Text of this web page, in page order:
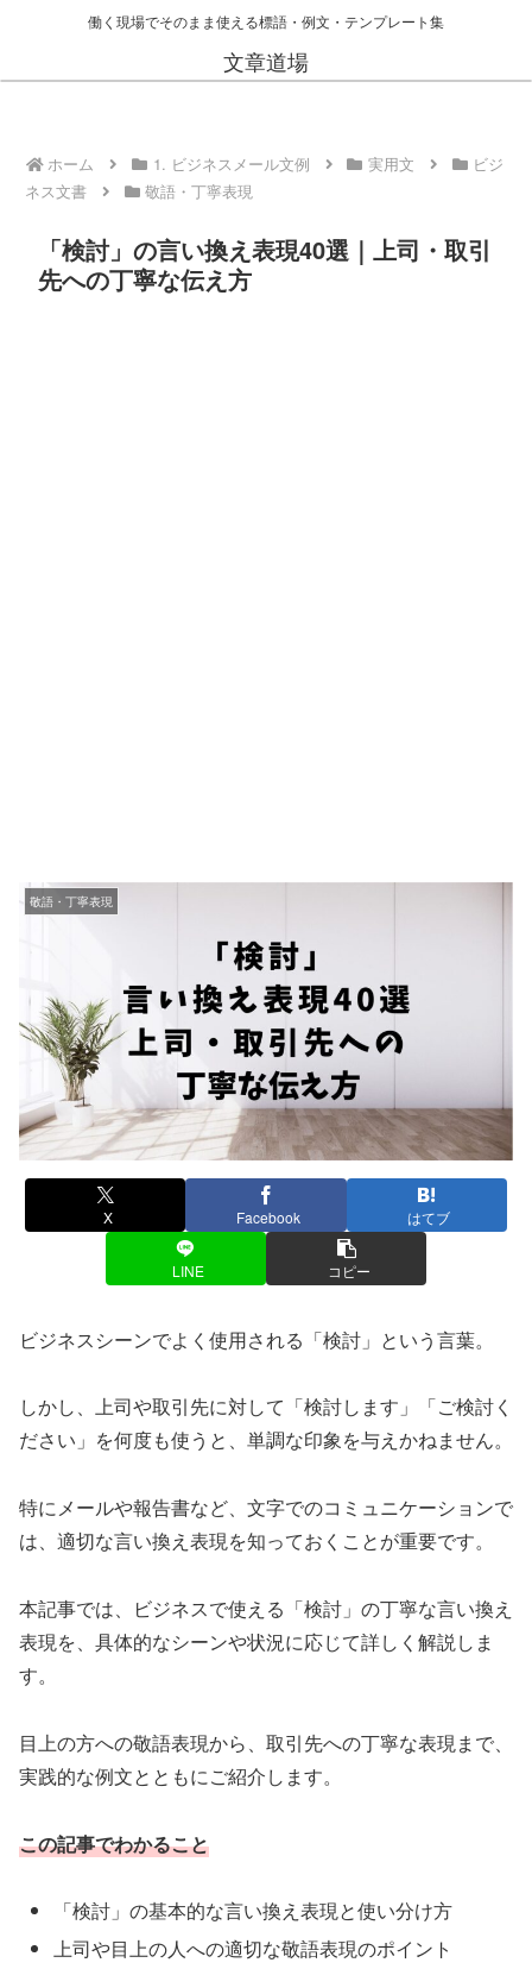
働く現場でそのまま使える標語・例文・テンプレート集
文章道場
ホーム 1. ビジネスメール文例 実用文
ビジ
ネス文書
敬語・丁寧表現
「検討」の言い換え表現40選｜上司・取引
先への丁寧な伝え方
敬語・丁寧表現
X Facebook はてブ
LINE コピー
ビジネスシーンでよく使用される「検討」という言葉。
しかし、上司や取引先に対して「検討します」「ご検討く
ださい」を何度も使うと、単調な印象を与えかねません。
特にメールや報告書など、文字でのコミュニケーションで
は、適切な言い換え表現を知っておくことが重要です。
本記事では、ビジネスで使える「検討」の丁寧な言い換え
表現を、具体的なシーンや状況に応じて詳しく解説しま
す。
目上の方への敬語表現から、取引先への丁寧な表現まで、
実践的な例文とともにご紹介します。
この記事でわかること
「検討」の基本的な言い換え表現と使い分け方
上司や目上の人への適切な敬語表現のポイント